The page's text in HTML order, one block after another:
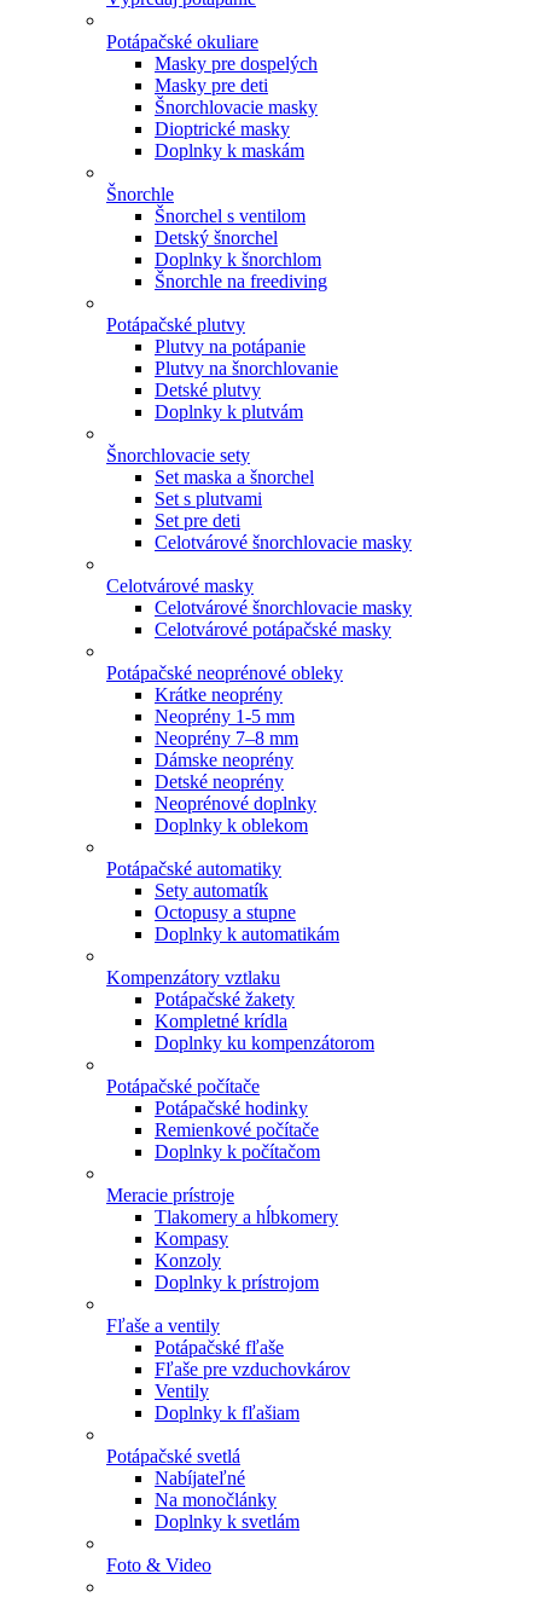
Potápačské okuliare
Masky pre dospelých
Masky pre deti
Šnorchlovacie masky
Dioptrické masky
Doplnky k maskám
Šnorchle
Šnorchel s ventilom
Detský šnorchel
Doplnky k šnorchlom
Šnorchle na freediving
Potápačské plutvy
Plutvy na potápanie
Plutvy na šnorchlovanie
Detské plutvy
Doplnky k plutvám
Šnorchlovacie sety
Set maska a šnorchel
Set s plutvami
Set pre deti
Celotvárové šnorchlovacie masky
Celotvárové masky
Celotvárové šnorchlovacie masky
Celotvárové potápačské masky
Potápačské neoprénové obleky
Krátke neoprény
Neoprény 1-5 mm
Neoprény 7–8 mm
Dámske neoprény
Detské neoprény
Neoprénové doplnky
Doplnky k oblekom
Potápačské automatiky
Sety automatík
Octopusy a stupne
Doplnky k automatikám
Kompenzátory vztlaku
Potápačské žakety
Kompletné krídla
Doplnky ku kompenzátorom
Potápačské počítače
Potápačské hodinky
Remienkové počítače
Doplnky k počítačom
Meracie prístroje
Tlakomery a hĺbkomery
Kompasy
Konzoly
Doplnky k prístrojom
Fľaše a ventily
Potápačské fľaše
Fľaše pre vzduchovkárov
Ventily
Doplnky k fľašiam
Potápačské svetlá
Nabíjateľné
Na monočlánky
Doplnky k svetlám
Foto & Video